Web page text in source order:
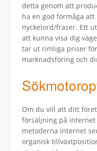
detta genom att
ha en god förmåga
nyckelord/fraser. Ett
att kunna visa dig
tar ut rimliga priser
marknadsföring och
Om du vill att ditt
försäljning på internet
metoderna internet
organisk